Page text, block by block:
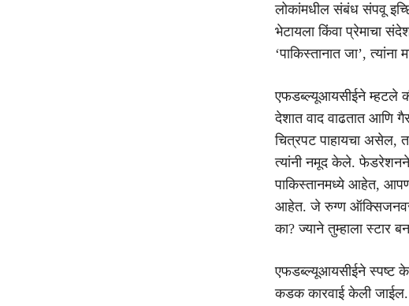
लोकांमधील संबंध संपवू
भेटायला किंवा प्रेमाचा
‘पाकिस्तानात जा’,
एफडब्ल्यूआयसीईने म्हटले
देशात वाद वाढतात आणि
चित्रपट पाहायचा असेल,
त्यांनी नमूद केले.
पाकिस्तानमध्ये आहेत,
आहेत. जे रुग्ण ऑक्सिजनवर
का? ज्याने तुम्हाला स्टार
एफडब्ल्यूआयसीईने स्पष्ट केले
कडक कारवाई केली जाईल.